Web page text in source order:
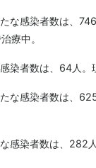
な感染者数は、
療中。
染者数は、64人。
な感染者数は、
感染者数は、282